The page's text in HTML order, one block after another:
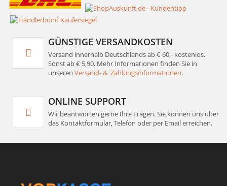
GÜNSTIGE VERSANDKOSTEN
Versand innerhalb Deutschlands ab € 60,- kostenlos.
Sonst ab € 5,90. Mehr Informationen finden Sie in
unseren Versand- & Zahlungsinformationen.
ONLINE SUPPORT
Wir beantworten gerne Ihre Fragen. Sie können uns über
das Kontaktformular, Telefon oder per Email erreichen.